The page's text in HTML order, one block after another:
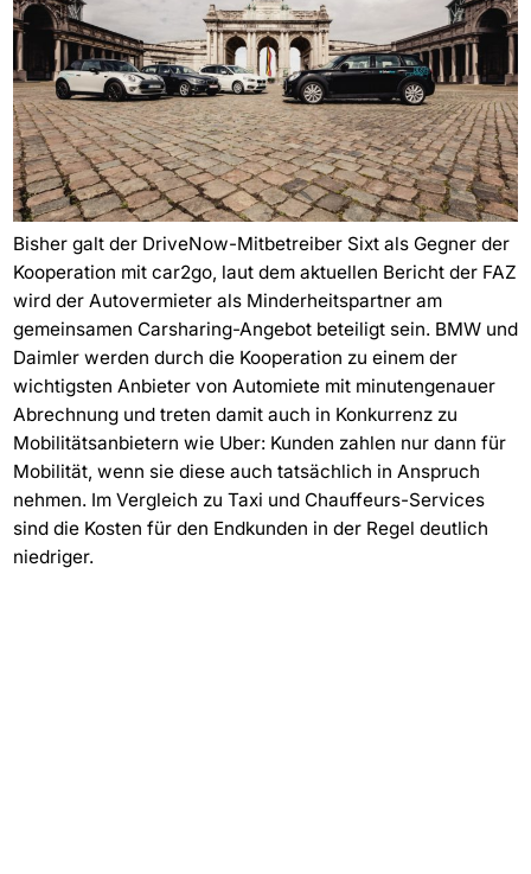
Bisher galt der DriveNow-Mitbetreiber Sixt als Gegner der
Kooperation mit car2go, laut dem aktuellen Bericht der FAZ
wird der Autovermieter als Minderheitspartner am
gemeinsamen Carsharing-Angebot beteiligt sein. BMW und
Daimler werden durch die Kooperation zu einem der
wichtigsten Anbieter von Automiete mit minutengenauer
Abrechnung und treten damit auch in Konkurrenz zu
Mobilitätsanbietern wie Uber: Kunden zahlen nur dann für
Mobilität, wenn sie diese auch tatsächlich in Anspruch
nehmen. Im Vergleich zu Taxi und Chauffeurs-Services
sind die Kosten für den Endkunden in der Regel deutlich
niedriger.